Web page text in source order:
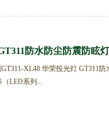
防水防尘防震防眩灯
XL48 华荣投光灯 GT311
（LED系列...